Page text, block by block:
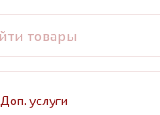
Доп. услуги